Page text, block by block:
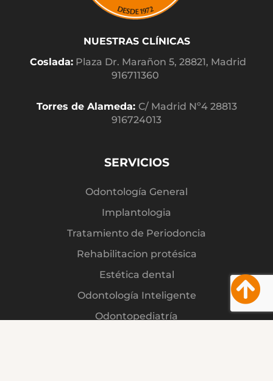
NUESTRAS CLÍNICAS
Coslada: Plaza Dr. Marañon 5, 28821, Madrid
916711360
Torres de Alameda: C/ Madrid Nº4 28813
916724013
SERVICIOS
Odontología General
Implantologia
Tratamiento de Periodoncia
Rehabilitacion protésica
Estética dental
Odontología Inteligente
Odontopediatría